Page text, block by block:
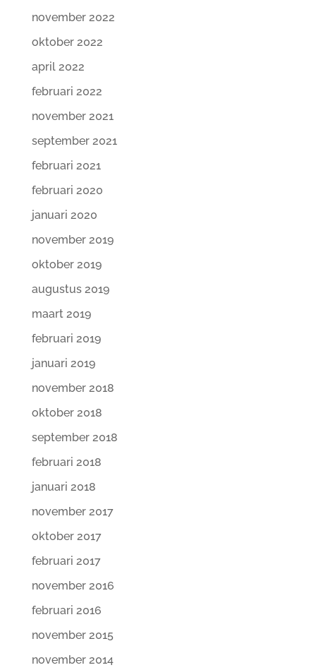
november 2022
oktober 2022
april 2022
februari 2022
november 2021
september 2021
februari 2021
februari 2020
januari 2020
november 2019
oktober 2019
augustus 2019
maart 2019
februari 2019
januari 2019
november 2018
oktober 2018
september 2018
februari 2018
januari 2018
november 2017
oktober 2017
februari 2017
november 2016
februari 2016
november 2015
november 2014